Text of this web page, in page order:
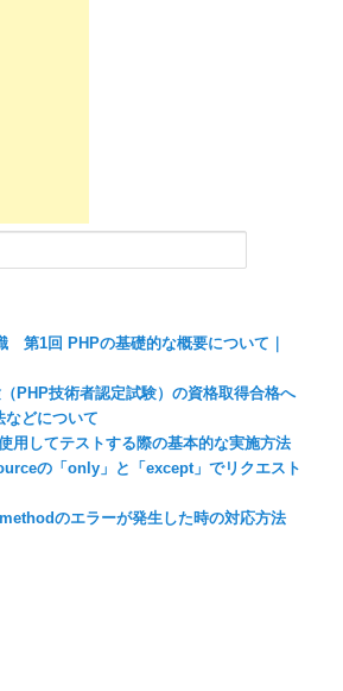
第1回 PHPの基礎的な概要について｜
PHP技術者認定試験）の資格取得合格へ
などについて
用してテストする際の基本的な実施方法
の「only」と「except」でリクエスト
のエラーが発生した時の対応方法